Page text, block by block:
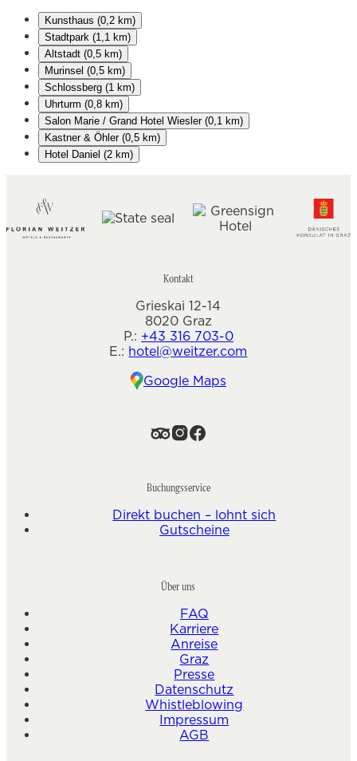
Kunsthaus (0,2 km)
Stadtpark (1,1 km)
Altstadt (0,5 km)
Murinsel (0,5 km)
Schlossberg (1 km)
Uhrturm (0,8 km)
Salon Marie / Grand Hotel Wiesler (0,1 km)
Kastner & Öhler (0,5 km)
Hotel Daniel (2 km)
Kontakt
Grieskai 12-14
8020 Graz
P.: +43 316 703-0
E.: hotel@weitzer.com
Google Maps
Buchungsservice
Direkt buchen – lohnt sich
Gutscheine
Über uns
FAQ
Karriere
Anreise
Graz
Presse
Datenschutz
Whistleblowing
Impressum
AGB